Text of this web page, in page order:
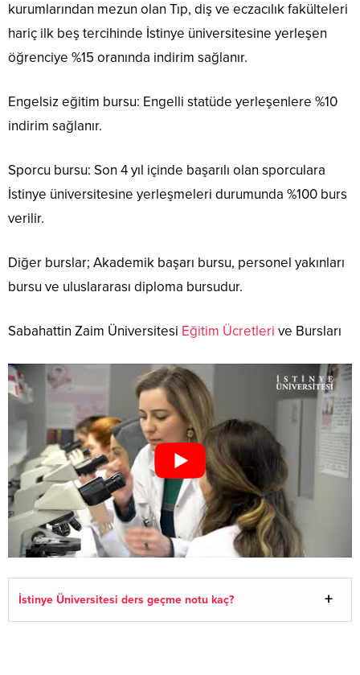
kurumlarından mezun olan Tıp, diş ve eczacılık fakülteleri
hariç ilk beş tercihinde İstinye üniversitesine yerleşen
öğrenciye %15 oranında indirim sağlanır.
Engelsiz eğitim bursu: Engelli statüde yerleşenlere %10
indirim sağlanır.
Sporcu bursu: Son 4 yıl içinde başarılı olan sporculara
İstinye üniversitesine yerleşmeleri durumunda %100 burs
verilir.
Diğer burslar; Akademik başarı bursu, personel yakınları
bursu ve uluslararası diploma bursudur.
Sabahattin Zaim Üniversitesi Eğitim Ücretleri ve Bursları
İstinye Üniversitesi ders geçme notu kaç?